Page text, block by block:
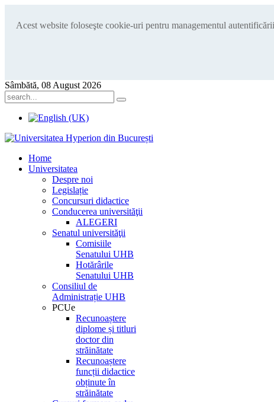
Acest website foloseşte cookie-uri pentru managementul
Sâmbătă, 08 August 2026
Home
Universitatea
Despre noi
Legislație
Concursuri didactice
Conducerea universităţii
ALEGERI
Senatul universităţii
Comisiile
Senatului UHB
Hotărârile
Senatului UHB
Consiliul de
Administrație UHB
PCUe
Recunoaștere
diplome și titluri
doctor din
străinătate
Recunoaștere
funcții didactice
obținute în
străinătate